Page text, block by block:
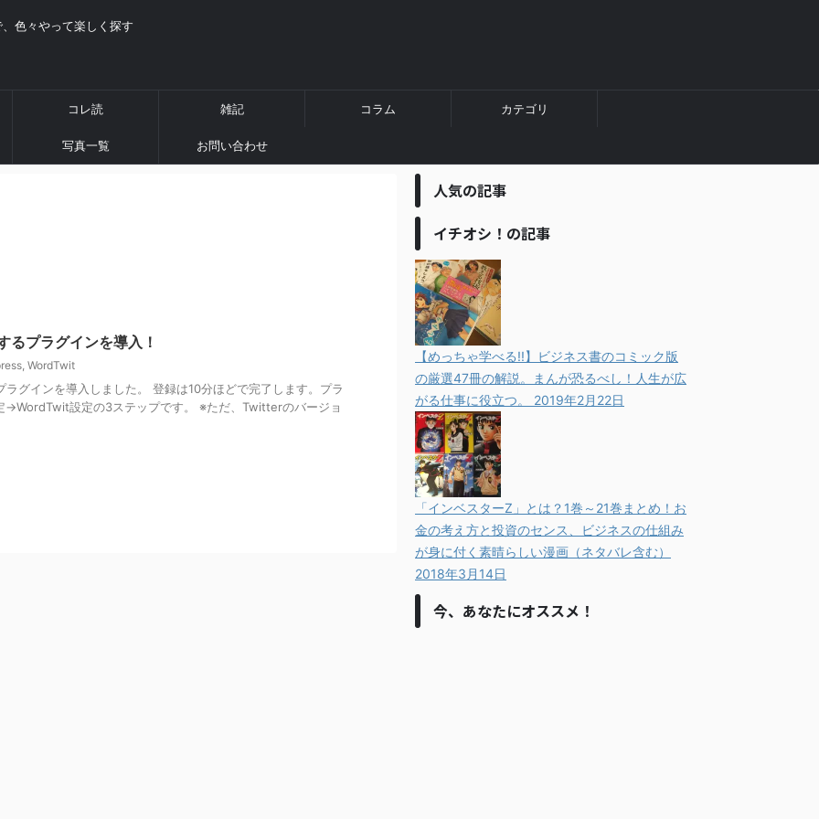
色々やって楽しく探す
コレ読 雑記 コラム カテゴリ
写真一覧 お問い合わせ
プラグインを導入！
, WordTwit
グインを導入しました。 登録は10分ほどで完了します。プラ
設定の3ステップです。 ※ただ、Twitterのバージョ
人気の記事
イチオシ！の記事
【めっちゃ学べる!!】ビジネス書のコミック版
の厳選47冊の解説。まんが恐るべし！人生が広
がる仕事に役立つ。 2019年2月22日
「インベスターZ」とは？1巻～21巻まとめ！お
金の考え方と投資のセンス、ビジネスの仕組み
が身に付く素晴らしい漫画（ネタバレ含む）
2018年3月14日
今、あなたにオススメ！